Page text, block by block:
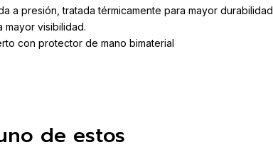
a presión, tratada térmicamente para mayor durabilidad
mayor visibilidad.
con protector de mano bimaterial
de estos